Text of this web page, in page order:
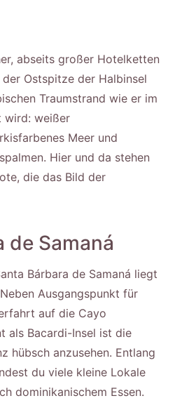
abseits großer Hotelketten
der Ostspitze der Halbinsel
Traumstrand wie er im
wird: weißer
Meer und
Hier und da stehen
die das Bild der
de Samaná
Bárbara de Samaná liegt
Ausgangspunkt für
auf die Cayo
als Bacardi-Insel ist die
hübsch anzusehen. Entlang
du viele kleine Lokale
dominikanischem Essen.